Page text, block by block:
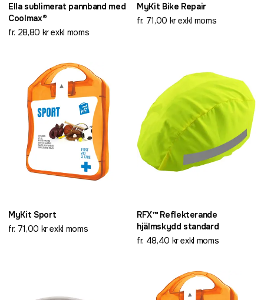
Ella sublimerat pannband med
Coolmax®
fr. 28,80 kr exkl moms
MyKit Bike Repair
fr. 71,00 kr exkl moms
MyKit Sport
fr. 71,00 kr exkl moms
RFX™ Reflekterande
hjälmskydd standard
fr. 48,40 kr exkl moms